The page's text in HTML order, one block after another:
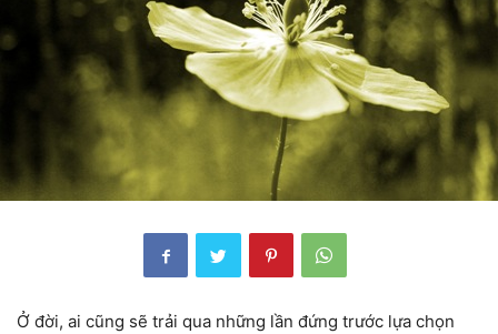
Ở đời, ai cũng sẽ trải qua những lần đứng trước lựa chọn